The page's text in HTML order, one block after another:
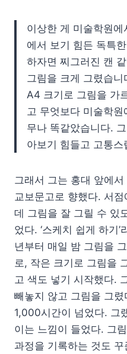
이상한 게 미술학원
에서 보기 힘든 독특
하자면 찌그러진 캔
그림을 크게 그렸습
A4 크기로 그림을 가
고 무엇보다 미술학
무나 똑같았습니다.
아보기 힘들고 고통
그래서 그는 홍대 앞에
교보문고로 향했다. 서
데 그림을 잘 그릴 수 있
었다. ‘스케치 쉽게 하기
년부터 매일 밤 그림을
로, 작은 크기로 그림을
고 색도 넣기 시작했다.
빼놓지 않고 그림을 그
1,000시간이 넘었다. 그
이는 느낌이 들었다. 그
과정을 기록하는 것도